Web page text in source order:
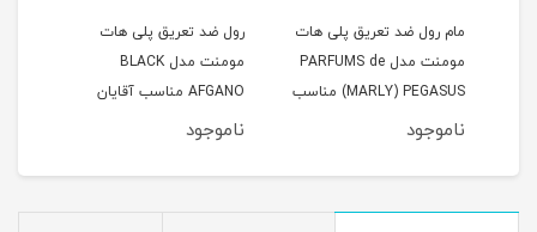
مام رول ضد تعریق پلی هات
مومنت مدل PARFUMS de
MARLY) PEGASUS) مناسب
آقایان حجم 50 میلی لیتر
ناموجود
رول ضد تعریق پلی هات
مومنت مدل BLACK
AFGANO مناسب آقایان
حجم 50 میلی لیتر
ناموجود